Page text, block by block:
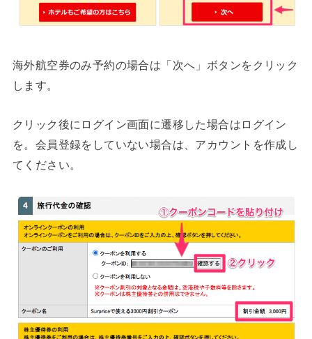
海外航空券のみ予約の場合は「次へ」ボタンをクリック
します。
クリック後にログイン画面に遷移した場合はログイン
を。会員登録をしていない場合は、アカウントを作成し
てください。